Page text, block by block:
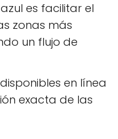
es facilitar el
zonas más
un flujo de
en línea
exacta de las